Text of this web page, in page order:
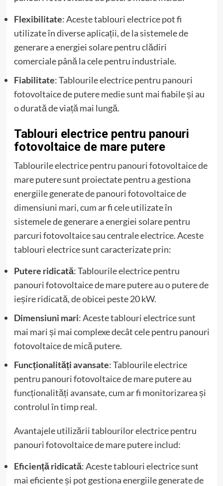
Flexibilitate: Aceste tablouri electrice pot fi
utilizate în diverse aplicații, de la sistemele de
generare a energiei solare pentru clădiri
comerciale până la cele pentru industriale.
Fiabilitate: Tablourile electrice pentru panouri
fotovoltaice de putere medie sunt mai fiabile și au
o durată de viață mai lungă.
Tablouri electrice pentru panouri
fotovoltaice de mare putere
Tablourile electrice pentru panouri fotovoltaice de
mare putere sunt proiectate pentru a gestiona
energiile generate de panouri fotovoltaice de
dimensiuni mari, cum ar fi cele utilizate în
sistemele de generare a energiei solare pentru
parcuri fotovoltaice sau centrale electrice. Aceste
tablouri electrice sunt caracterizate prin:
Putere ridicată: Tablourile electrice pentru
panouri fotovoltaice de mare putere au o putere de
ieșire ridicată, de obicei peste 20 kW.
Dimensiuni mari: Aceste tablouri electrice sunt
mai mari și mai complexe decât cele pentru panouri
fotovoltaice de mică putere.
Funcționalități avansate: Tablourile electrice
pentru panouri fotovoltaice de mare putere au
funcționalități avansate, cum ar fi monitorizarea și
controlul în timp real.
Avantajele utilizării tablourilor electrice pentru
panouri fotovoltaice de mare putere includ:
Eficiență ridicată: Aceste tablouri electrice sunt
mai eficiente și pot gestiona energiile generate de